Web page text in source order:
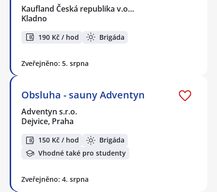
Kaufland Česká republika v.o…
Kladno
190 Kč / hod Brigáda
Zveřejněno: 5. srpna
Obsluha - sauny Adventyn
Adventyn s.r.o.
Dejvice, Praha
150 Kč / hod
Brigáda
Vhodné také pro studenty
Zveřejněno: 4. srpna